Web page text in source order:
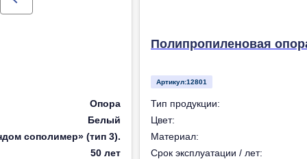
Опора
Белый
сополимер» (тип 3).
50 лет
Полипропиленовая
Артикул:12801
Тип продукции:
Цвет:
Материал:
Срок эксплуатации / лет: